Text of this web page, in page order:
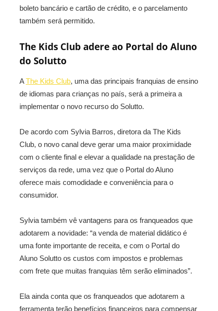
boleto bancário e cartão de crédito, e o parcelamento
também será permitido.
The Kids Club adere ao Portal do Aluno
do Solutto
AThe Kids Club, uma das principais franquias de ensino
de idiomas para crianças no país, será a primeira a
implementar o novo recurso do Solutto.
De acordo com Sylvia Barros, diretora da The Kids
Club, o novo canal deve gerar uma maior proximidade
com o cliente final e elevar a qualidade na prestação de
serviços da rede, uma vez que o Portal do Aluno
oferece mais comodidade e conveniência para o
consumidor.
Sylvia também vê vantagens para os franqueados que
adotarem a novidade: “a venda de material didático é
uma fonte importante de receita, e com o Portal do
Aluno Solutto os custos com impostos e problemas
com frete que muitas franquias têm serão eliminados”.
Ela ainda conta que os franqueados que adotarem a
ferramenta terão benefícios financeiros para compensar